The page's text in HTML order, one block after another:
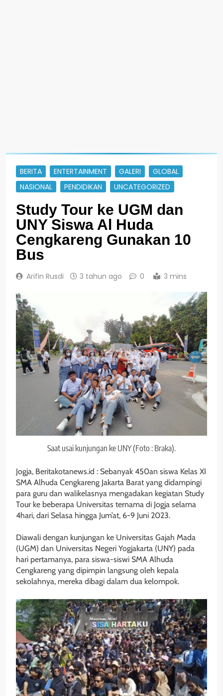
BERITA ENTERTAINMENT GALERI
GLOBAL
NASIONAL
PENDIDIKAN UNCATEGORIZED
Study Tour ke UGM dan
UNY Siswa Al Huda
Cengkareng Gunakan 10
Bus
Arifin Rusdi 3 tahun ago 0 3 mins
Saat usai kunjungan ke UNY (Foto : Braka).
Jogja, Beritakotanews.id : Sebanyak 450an siswa Kelas XI
SMA Alhuda Cengkareng Jakarta Barat yang didampingi
para guru dan walikelasnya mengadakan kegiatan Study
Tour ke beberapa Universitas ternama di Jogja selama
4hari, dari Selasa hingga Jum’at, 6-9 Juni 2023.
Diawali dengan kunjungan ke Universitas Gajah Mada
(UGM) dan Universitas Negeri Yogjakarta (UNY) pada
hari pertamanya, para siswa-siswi SMA Alhuda
Cengkareng yang dipimpin langsung oleh kepala
sekolahnya, mereka dibagi dalam dua kelompok.